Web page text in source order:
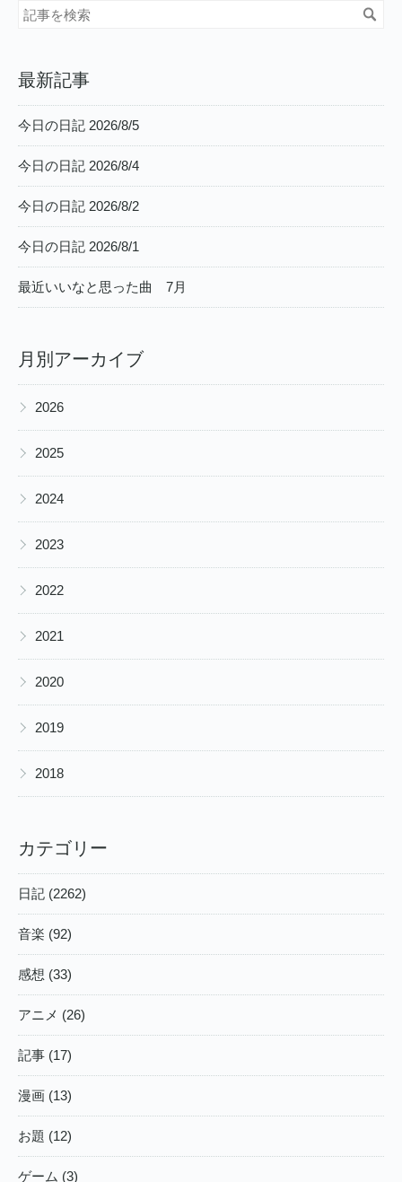
最新記事
今日の日記 2026/8/5
今日の日記 2026/8/4
今日の日記 2026/8/2
今日の日記 2026/8/1
最近いいなと思った曲 7月
月別アーカイブ
▶ 2026
▶ 2025
▶ 2024
▶ 2023
▶ 2022
▶ 2021
▶ 2020
▶ 2019
▶ 2018
カテゴリー
日記 (2262)
音楽 (92)
感想 (33)
アニメ (26)
記事 (17)
漫画 (13)
お題 (12)
ゲーム (3)